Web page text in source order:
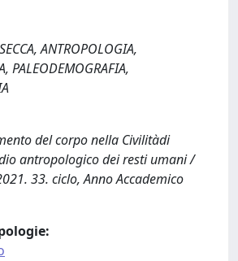
ANTROPOLOGIA,
PALEODEMOGRAFIA,
del corpo nella Civilitàdi
antropologico dei resti umani /
33. ciclo, Anno Accademico